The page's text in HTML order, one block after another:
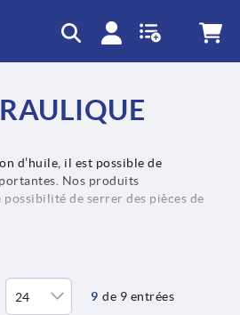
d’huile, il est possible de
Nos produits
de serrer des pièces de
élevées et à les répartir
9 de 9 entrées